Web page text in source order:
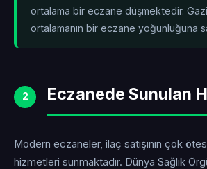
ortalama bir eczane düşmektedir.
ortalamanın bir eczane yoğunluğuna
2 Eczanede Sunulan
Modern eczaneler, ilaç satışının çok
hizmetleri sunmaktadır. Dünya Sağlık